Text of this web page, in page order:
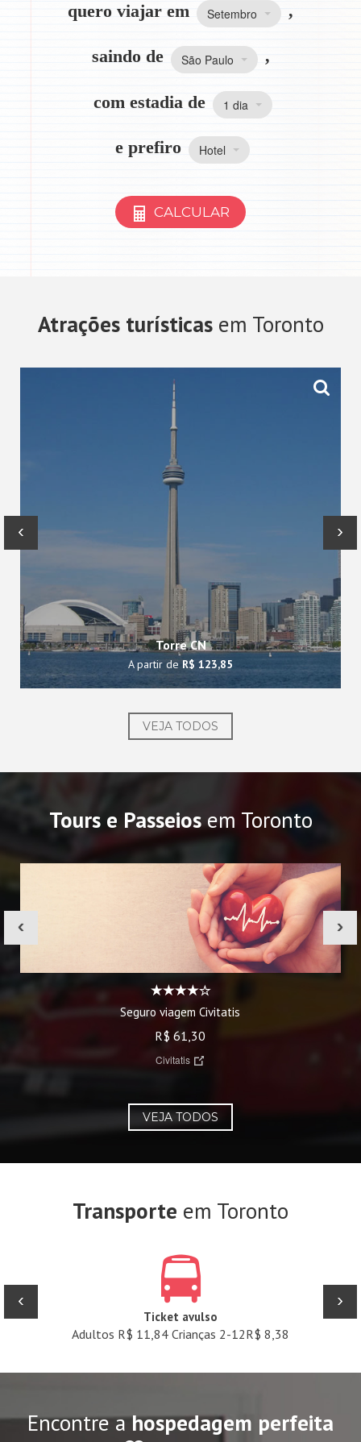
quero viajar em Setembro ,
saindo de São Paulo ,
com estadia de 1 dia
e prefiro Hotel
CALCULAR
Atrações turísticasem Toronto
Torre CN
A partir deR$ 123,85
‹ ›
VEJA TODOS
Tours e Passeiosem Toronto
Seguro viagem Civitatis
R$ 61,30
Civitatis
‹ ›
VEJA TODOS
Transporte em Toronto
Ticket avulso
Adultos R$ 11,84 Crianças 2-12R$ 8,38
‹ ›
Encontre ahospedagem perfeita